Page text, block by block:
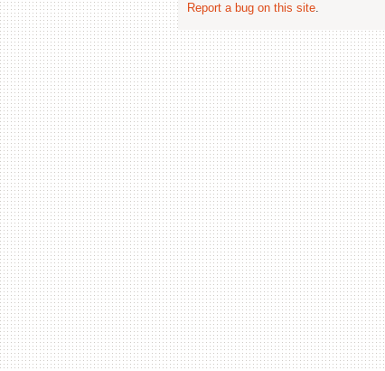
Report a bug on this site.